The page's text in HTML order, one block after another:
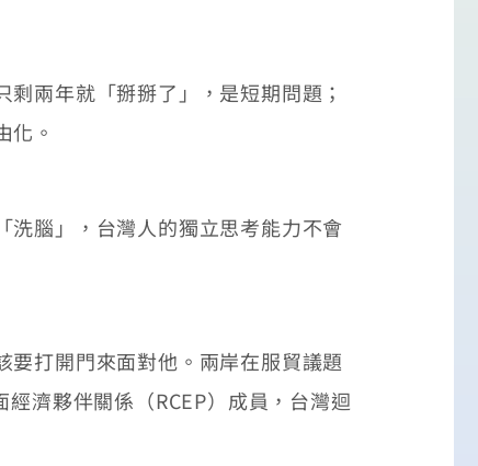
兩年就「掰掰了」，是短期問題；
化。
腦」，台灣人的獨立思考能力不會
打開門來面對他。兩岸在服貿議題
濟夥伴關係（RCEP）成員，台灣迴